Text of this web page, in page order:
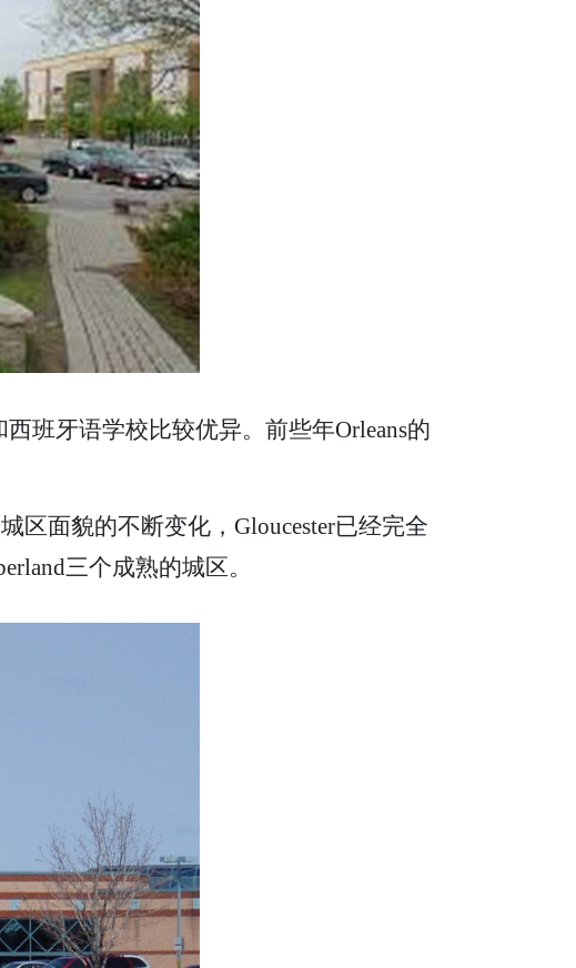
班牙语学校比较优异。前些年Orleans的
区面貌的不断变化，Gloucester已经完全
三个成熟的城区。